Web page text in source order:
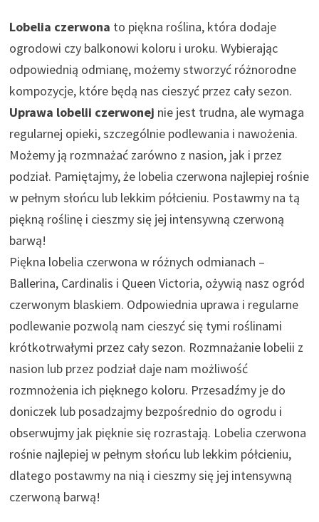
Lobelia czerwona to piękna roślina, która dodaje
ogrodowi czy balkonowi koloru i uroku. Wybierając
odpowiednią odmianę, możemy stworzyć różnorodne
kompozycje, które będą nas cieszyć przez cały sezon.
Uprawa lobelii czerwonej nie jest trudna, ale wymaga
regularnej opieki, szczególnie podlewania i nawożenia.
Możemy ją rozmnażać zarówno z nasion, jak i przez
podział. Pamiętajmy, że lobelia czerwona najlepiej rośnie
w pełnym słońcu lub lekkim półcieniu. Postawmy na tą
piękną roślinę i cieszmy się jej intensywną czerwoną
barwą!
Piękna lobelia czerwona w różnych odmianach –
Ballerina, Cardinalis i Queen Victoria, ożywią nasz ogród
czerwonym blaskiem. Odpowiednia uprawa i regularne
podlewanie pozwolą nam cieszyć się tymi roślinami
krótkotrwałymi przez cały sezon. Rozmnażanie lobelii z
nasion lub przez podział daje nam możliwość
rozmnożenia ich pięknego koloru. Przesadźmy je do
doniczek lub posadzajmy bezpośrednio do ogrodu i
obserwujmy jak pięknie się rozrastają. Lobelia czerwona
rośnie najlepiej w pełnym słońcu lub lekkim półcieniu,
dlatego postawmy na nią i cieszmy się jej intensywną
czerwoną barwą!